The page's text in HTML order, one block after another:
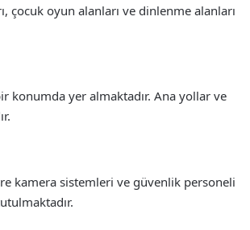
çocuk oyun alanları ve dinlenme alanları
konumda yer almaktadır. Ana yollar ve
kamera sistemleri ve güvenlik personeli